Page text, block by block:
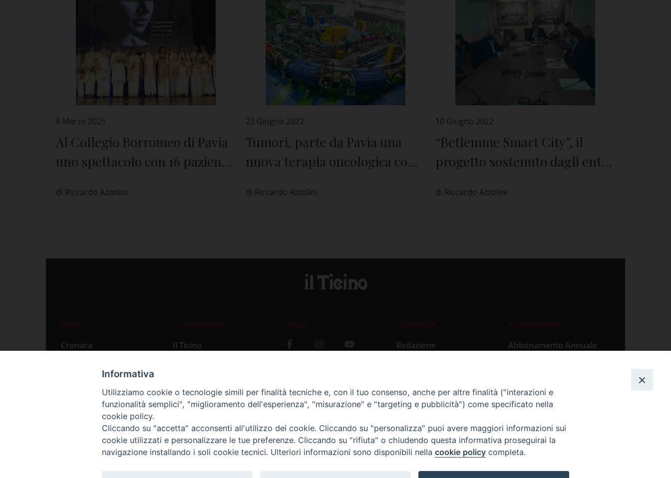
8 Marzo 2025
Al Collegio Borromeo di Pavia
uno spettacolo con 16 pazienti
di Riccardo Azzolini
23 Giugno 2022
Tumori, parte da Pavia una
nuova terapia oncologica con i
di Riccardo Azzolini
10 Giugno 2022
“Betlemme Smart City”, il
progetto sostenuto dagli enti
di Riccardo Azzolini
News
Cronaca
Primo Piano
Il settimanale
Il Ticino
Social
L’editoriale
Redazione
Abbonamenti
Abbonamento Annuale
Abbonamento Singola
Informativa
Utilizziamo cookie o tecnologie simili per finalità tecniche e, con il tuo consenso, anche per altre finalità ("interazioni e
funzionalità semplici", "miglioramento dell'esperienza", "misurazione" e "targeting e pubblicità") come specificato nella
cookie policy.
Cliccando su "accetta" acconsenti all'utilizzo dei cookie. Cliccando su "personalizza" puoi avere maggiori informazioni sui
cookie utilizzati e personalizzare le tue preferenze. Cliccando su "rifiuta" o chiudendo questa informativa proseguirai la
navigazione installando i soli cookie tecnici. Ulteriori informazioni sono disponibili nella cookie policy completa.